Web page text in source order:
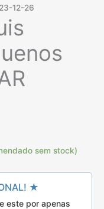
12-26
sem stock)
★
este por apenas